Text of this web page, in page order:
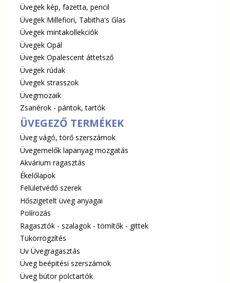
Üvegek kép, fazetta, pencil
Üvegek Millefiori, Tabitha's Glas
Üvegek mintakollekciók
Üvegek Opál
Üvegek Opalescent áttetsző
Üvegek rúdak
Üvegek strasszok
Üvegmozaik
Zsanérok - pántok, tartók
ÜVEGEZŐ TERMÉKEK
Üveg vágó, törő szerszámok
Üvegemelők lapanyag mozgatás
Akvárium ragasztás
Ékelőlapok
Felületvédő szerek
Hőszigetelt üveg anyagai
Polírozás
Ragasztók - szalagok - tömítők - gittek
Tükörrögzítés
Uv Üvegragasztás
Üveg beépitési szerszámok
Üveg bútor polctartók